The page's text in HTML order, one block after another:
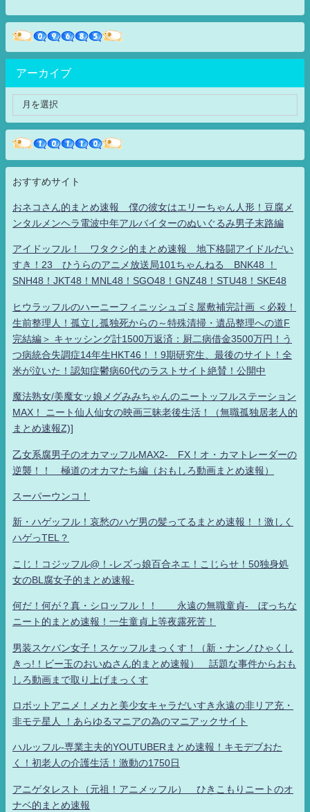
アーカイブ
おすすめサイト
おネコさん的まとめ速報 僕の彼女はエリーちゃん人形！豆腐メ
ンタルメンヘラ電波中年アルバイターのぬいぐるみ男子末路編
アイドッフル！ ワタクシ的まとめ速報 地下格闘アイドルだい
すき！23 ひうらのアニメ放送局101ちゃんねる BNK48 ！
SNH48！JKT48！MNL48！SGO48！GNZ48！STU48！SKE48
ヒウラッフルのハーニーフィニッシュゴミ屋敷補完計画 ＜必殺！
生前整理人！孤立し孤独死からの～特殊清掃・遺品整理への道F
完結編＞ キャッシング計1500万返済：厨二病借金3500万円！う
つ病統合失調症14年生HKT46！！9期研究生、最後のサイト！全
米が泣いた！認知症鬱病60代のラストサイト絶賛！公開中
魔法熟女/美魔女ッ娘メグみみちゃんのニートッフルステーション
MAX！ ニート仙人仙女の映画三昧老後生活！（無職孤独居老人的
まとめ速報Z)]
乙女系腐男子のオカマッフルMAX2- FX！オ・カマトレーダーの
逆襲！！ 極道のオカマたち編（おもしろ動画まとめ速報）
スーパーウンコ！
新・ハゲッフル！哀愁のハゲ男の髪ってるまとめ速報！！激しく
ハゲっTEL？
こじ！コジッフル@！-レズっ娘百合ネエ！こじらせ！50独身処
女のBL腐女子的まとめ速報-
何だ！何が？真・シロッフル！！ 永遠の無職童貞- ぼっちな
ニート的まとめ速報！一生童貞上等夜露死苦！
男装スケバン女子！スケッフルまっくす！（新・ナンノひゃくし
きっ!！ビー玉のおいぬさん的まとめ速報） 話題な事件からおも
しろ動画まで取り上げまっくす
ロボットアニメ！メカと美少女キャラだいすき永遠の非リア充・
非モテ星人 ！あらゆるマニアの為のマニアックサイト
ハルッフル-専業主夫的YOUTUBERまとめ速報！キモデブおた
く！初老人の介護生活！激動の1750日
アニゲタレスト（元祖！アニメッフル） ひきこもりニートのオ
ナベ的まとめ速報